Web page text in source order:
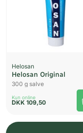
Helosan
Helosan Original
300 g salve
Kun online
DKK 109,50